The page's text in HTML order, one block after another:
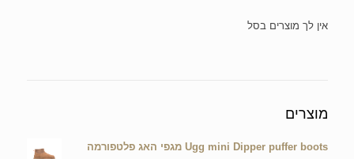
מוצרים
Ugg mini Dipper puffer boots מגפי האג פלטפורמה